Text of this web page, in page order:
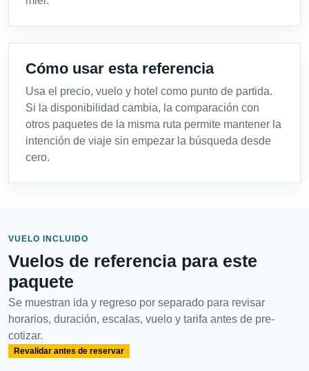
Cómo usar esta referencia
Usa el precio, vuelo y hotel como punto de partida.
Si la disponibilidad cambia, la comparación con
otros paquetes de la misma ruta permite mantener la
intención de viaje sin empezar la búsqueda desde
cero.
VUELO INCLUIDO
Vuelos de referencia para este
paquete
Se muestran ida y regreso por separado para revisar
horarios, duración, escalas, vuelo y tarifa antes de pre-
cotizar.
Revalidar antes de reservar